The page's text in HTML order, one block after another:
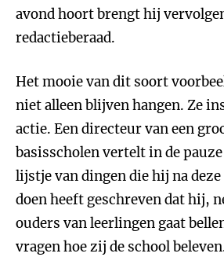
avond hoort brengt hij
redactieberaad.
Het mooie van dit soort
niet alleen blijven hangen. Ze
actie. Een directeur van een
basisscholen vertelt in de
lijstje van dingen die hij na deze
doen heeft geschreven dat hij,
ouders van leerlingen gaat
vragen hoe zij de school